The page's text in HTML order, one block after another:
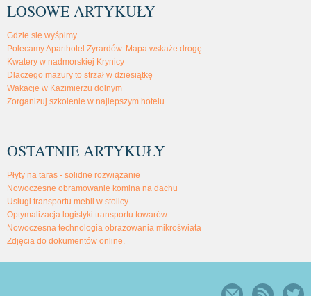
LOSOWE ARTYKUŁY
Gdzie się wyśpimy
Polecamy Aparthotel Żyrardów. Mapa wskaże drogę
Kwatery w nadmorskiej Krynicy
Dlaczego mazury to strzał w dziesiątkę
Wakacje w Kazimierzu dolnym
Zorganizuj szkolenie w najlepszym hotelu
OSTATNIE ARTYKUŁY
Płyty na taras - solidne rozwiązanie
Nowoczesne obramowanie komina na dachu
Usługi transportu mebli w stolicy.
Optymalizacja logistyki transportu towarów
Nowoczesna technologia obrazowania mikroświata
Zdjęcia do dokumentów online.